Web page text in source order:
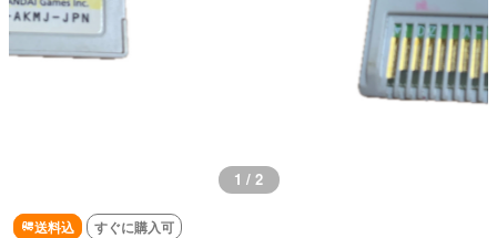
1 / 2
送料込 すぐに購入可